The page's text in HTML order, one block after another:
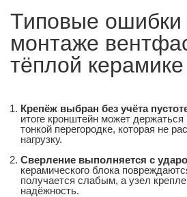
Типовые ошибки
монтаже
тёплой керамике
Крепёж выбран без учёта
итоге кронштейн может
тонкой перегородке, которая не
нагрузку.
Сверление выполняется с
керамического блока
получается слабым, а узел
надёжность.